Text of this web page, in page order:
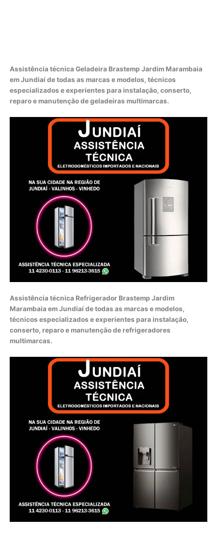
Assistência técnica Geladeira Brastemp Jardim Marambaia
em Jundiaí de todas as marcas e modelos, técnicos
especializados e experientes para instalação, conserto,
reparo e manutenção de geladeiras multimarcas.
Assistência técnica Refrigerador Brastemp Jardim
Marambaia em Jundiaí de todas as marcas e modelos,
técnicos especializados e experientes para instalação,
conserto, reparo e manutenção de refrigeradores
multimarcas.